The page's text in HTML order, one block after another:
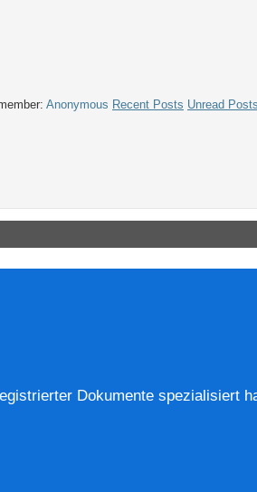
Anonymous Recent Posts Unread Posts
Dokumente spezialisiert